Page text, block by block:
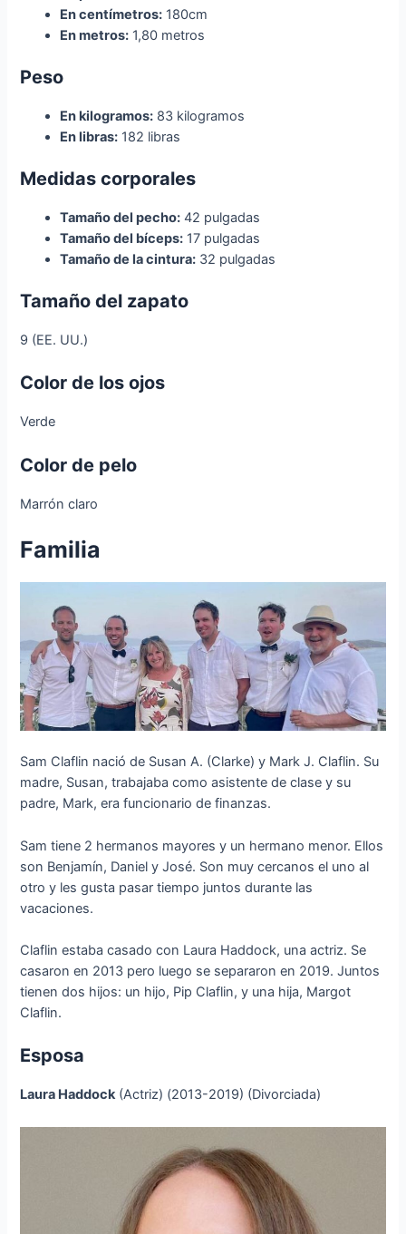
En centímetros: 180cm
En metros: 1,80 metros
Peso
En kilogramos: 83 kilogramos
En libras: 182 libras
Medidas corporales
Tamaño del pecho: 42 pulgadas
Tamaño del bíceps: 17 pulgadas
Tamaño de la cintura: 32 pulgadas
Tamaño del zapato
9 (EE. UU.)
Color de los ojos
Verde
Color de pelo
Marrón claro
Familia
Sam Claflin nació de Susan A. (Clarke) y Mark J. Claflin. Su
madre, Susan, trabajaba como asistente de clase y su
padre, Mark, era funcionario de finanzas.
Sam tiene 2 hermanos mayores y un hermano menor. Ellos
son Benjamín, Daniel y José. Son muy cercanos el uno al
otro y les gusta pasar tiempo juntos durante las
vacaciones.
Claflin estaba casado con Laura Haddock, una actriz. Se
casaron en 2013 pero luego se separaron en 2019. Juntos
tienen dos hijos: un hijo, Pip Claflin, y una hija, Margot
Claflin.
Esposa
Laura Haddock(Actriz) (2013-2019) (Divorciada)